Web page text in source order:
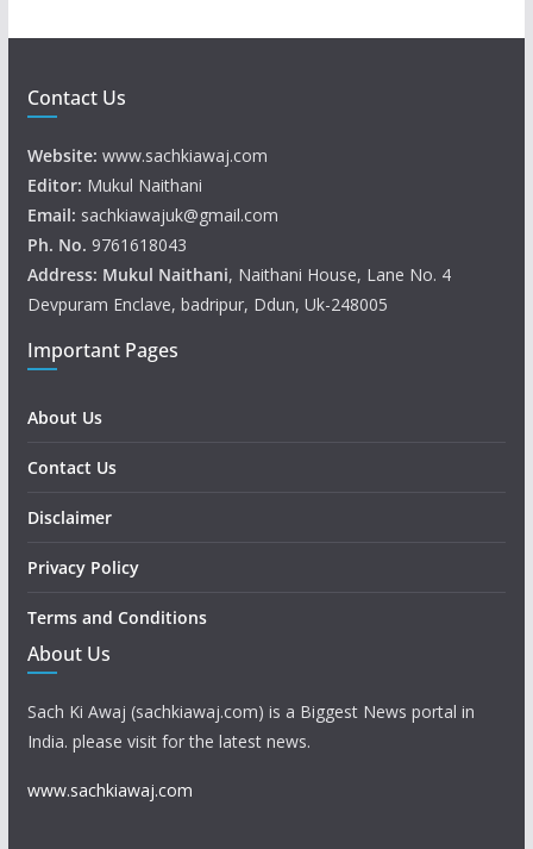
Contact Us
Website: www.sachkiawaj.com
Editor: Mukul Naithani
Email: sachkiawajuk@gmail.com
Ph. No. 9761618043
Address: Mukul Naithani, Naithani House, Lane No. 4
Devpuram Enclave, badripur, Ddun, Uk-248005
Important Pages
About Us
Contact Us
Disclaimer
Privacy Policy
Terms and Conditions
About Us
Sach Ki Awaj (sachkiawaj.com) is a Biggest News portal in
India. please visit for the latest news.
www.sachkiawaj.com